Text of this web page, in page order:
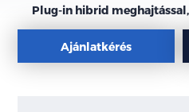
Plug-in hibrid
Ajánlatkérés